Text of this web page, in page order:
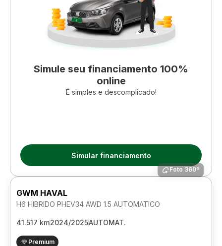
Simule seu financiamento 100%
online
É simples e descomplicado!
Simular financiamento
Foto 360º
GWM HAVAL
H6 HIBRIDO PHEV34 AWD 1.5 AUTOMATICO
41.517 km2024/2025AUTOMAT.
Premium